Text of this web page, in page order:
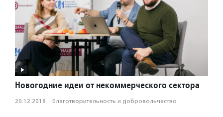
Новогодние идеи от некоммерческого сектора
20.12.2018 · Благотвори­тель­ность и доброволь­чест­во